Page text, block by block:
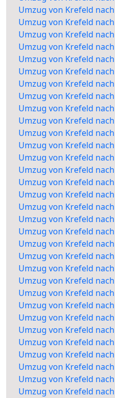
Umzug von Krefeld
Umzug von Krefeld
Umzug von Krefeld
Umzug von Krefeld
Umzug von Krefeld
Umzug von Krefeld
Umzug von Krefeld
Umzug von Krefeld
Umzug von Krefeld
Umzug von Krefeld
Umzug von Krefeld
Umzug von Krefeld
Umzug von Krefeld
Umzug von Krefeld
Umzug von Krefeld
Umzug von Krefeld
Umzug von Krefeld
Umzug von Krefeld
Umzug von Krefeld
Umzug von Krefeld
Umzug von Krefeld
Umzug von Krefeld
Umzug von Krefeld
Umzug von Krefeld
Umzug von Krefeld
Umzug von Krefeld
Umzug von Krefeld
Umzug von Krefeld
Umzug von Krefeld
Umzug von Krefeld
Umzug von Krefeld
Umzug von Krefeld